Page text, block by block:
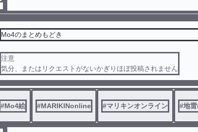
Mo4のまとめもどき
注意
気分、またはリクエストがないかぎりほぼ投稿されません
#Mo4絵 #MARIKINonline #マリキンオンライン #地